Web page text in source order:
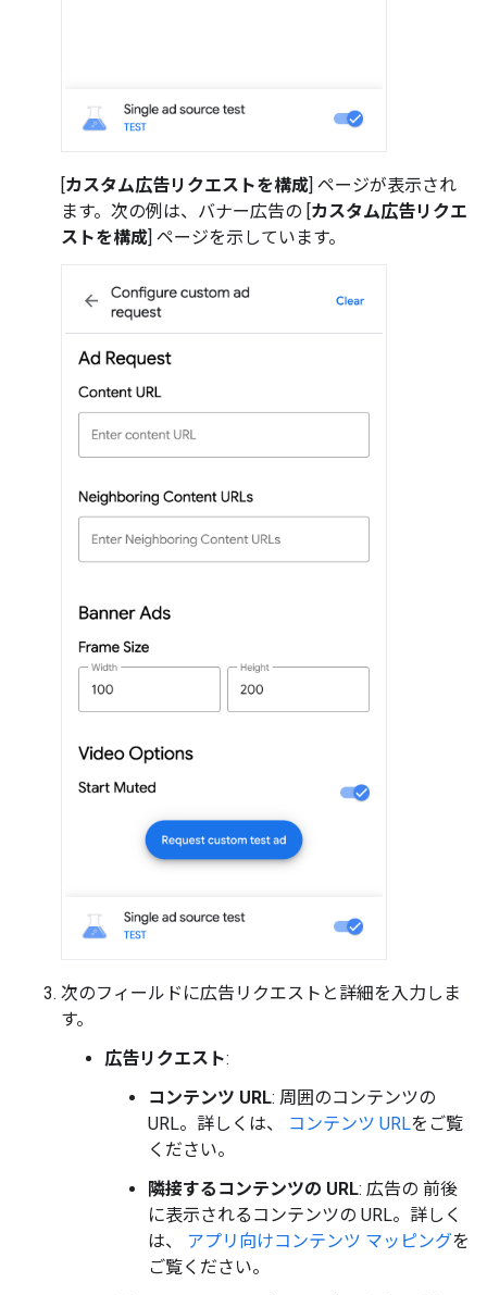
[カスタム広告リクエストを構成] ページが表示され
ます。次の例は、バナー広告の [カスタム広告リクエ
ストを構成] ページを示しています。
次のフィールドに広告リクエストと詳細を入力しま
す。
広告リクエスト:
コンテンツ URL: 周囲のコンテンツの
URL。詳しくは、
コンテンツ URLをご覧
ください。
隣接するコンテンツの URL: 広告の 前後
に表示されるコンテンツの URL。詳しく
は、 アプリ向けコンテンツ マッピングを
ご覧ください。